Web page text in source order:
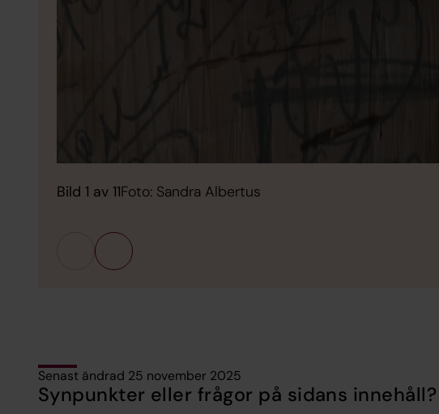
Bild 1 av 11Foto: Sandra Albertus
Senast ändrad 25 november 2025
Synpunkter eller frågor på sidans innehåll?